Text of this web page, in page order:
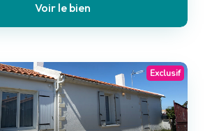
Voir le bien
Exclusif